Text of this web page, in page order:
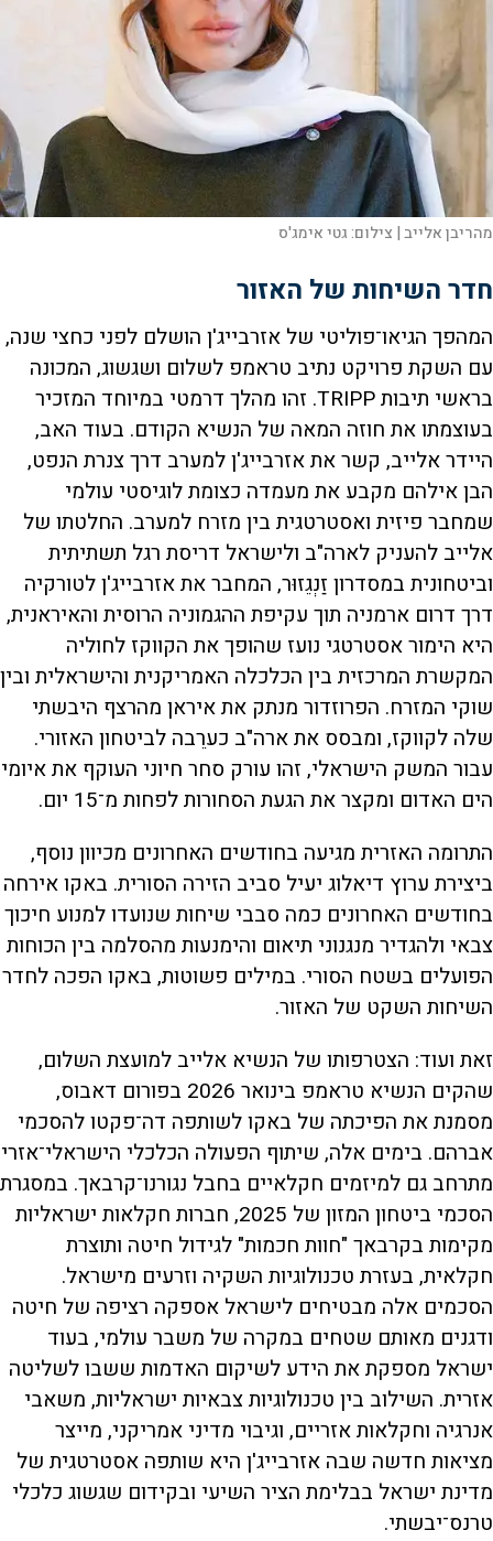
מהריבן אלייב | צילום:גטי אימג'ס
חדר השיחות של האזור
המהפך הגיאו־פוליטי של אזרבייג'ן הושלם לפני כחצי שנה,
עם השקת פרויקט נתיב טראמפ לשלום ושגשוג, המכונה
בראשי תיבות TRIPP. זהו מהלך דרמטי במיוחד המזכיר
בעוצמתו את חוזה המאה של הנשיא הקודם. בעוד האב,
היידר אלייב, קשר את אזרבייג'ן למערב דרך צנרת הנפט,
הבן אילהם מקבע את מעמדה כצומת לוגיסטי עולמי
שמחבר פיזית ואסטרטגית בין מזרח למערב. החלטתו של
אלייב להעניק לארה"ב ולישראל דריסת רגל תשתיתית
וביטחונית במסדרון זַנְגֵזוּר, המחבר את אזרבייג'ן לטורקיה
דרך דרום ארמניה תוך עקיפת ההגמוניה הרוסית והאיראנית,
היא הימור אסטרטגי נועז שהופך את הקווקז לחוליה
המקשרת המרכזית בין הכלכלה האמריקנית והישראלית ובין
שוקי המזרח. הפרוזדור מנתק את איראן מהרצף היבשתי
שלה לקווקז, ומבסס את ארה"ב כערֵבה לביטחון האזורי.
עבור המשק הישראלי, זהו עורק סחר חיוני העוקף את איומי
הים האדום ומקצר את הגעת הסחורות לפחות מ־15 יום.
התרומה האזרית מגיעה בחודשים האחרונים מכיוון נוסף,
ביצירת ערוץ דיאלוג יעיל סביב הזירה הסורית. באקו אירחה
בחודשים האחרונים כמה סבבי שיחות שנועדו למנוע חיכוך
צבאי ולהגדיר מנגנוני תיאום והימנעות מהסלמה בין הכוחות
הפועלים בשטח הסורי. במילים פשוטות, באקו הפכה לחדר
השיחות השקט של האזור.
זאת ועוד: הצטרפותו של הנשיא אלייב למועצת השלום,
שהקים הנשיא טראמפ בינואר 2026 בפורום דאבוס,
מסמנת את הפיכתה של באקו לשותפה דה־פקטו להסכמי
אברהם. בימים אלה, שיתוף הפעולה הכלכלי הישראלי־אזרי
מתרחב גם למיזמים חקלאיים בחבל נגורנו־קרבאך. במסגרת
הסכמי ביטחון המזון של 2025, חברות חקלאות ישראליות
מקימות בקרבאך "חוות חכמות" לגידול חיטה ותוצרת
חקלאית, בעזרת טכנולוגיות השקיה וזרעים מישראל.
הסכמים אלה מבטיחים לישראל אספקה רציפה של חיטה
ודגנים מאותם שטחים במקרה של משבר עולמי, בעוד
ישראל מספקת את הידע לשיקום האדמות ששבו לשליטה
אזרית. השילוב בין טכנולוגיות צבאיות ישראליות, משאבי
אנרגיה וחקלאות אזריים, וגיבוי מדיני אמריקני, מייצר
מציאות חדשה שבה אזרבייג'ן היא שותפה אסטרטגית של
מדינת ישראל בבלימת הציר השיעי ובקידום שגשוג כלכלי
טרנס־יבשתי.